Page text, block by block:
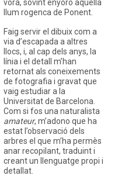
Twitter
(X)
Vimeo
vora, sovint enyoro aquella
llum rogenca de Ponent.
Faig servir el dibuix com a
via d’escapada a altres
llocs, i, al cap dels anys, la
línia i el detall m’han
retornat als coneixements
de fotografia i gravat que
vaig estudiar a la
Universitat de Barcelona.
Com si fos una naturalista
amateur, m’adono que ha
estat l’observació dels
arbres el que m’ha permès
anar recopilant, traduint i
creant un llenguatge propi i
detallat.